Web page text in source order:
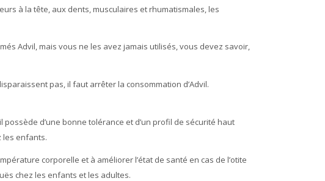
à la tête, aux dents, musculaires et rhumatismales, les
Advil, mais vous ne les avez jamais utilisés, vous devez savoir,
pas, il faut arrêter la consommation d’Advil.
d’une bonne tolérance et d’un profil de sécurité haut
les enfants.
corporelle et à améliorer l’état de santé en cas de l’otite
chez les enfants et les adultes.